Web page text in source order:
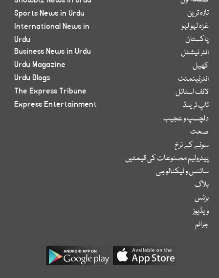
تازہ ترین
غزہ لہو لہو
پاکستان
انٹر نیشنل
کھیل
انٹرٹینمنٹ
لائف اسٹائل
ٹاپ ٹرینڈ
دلچسپ و عجیب
صحت
سونے کے نرخ
پیٹرولیم مصنوعات کی قیمتیں
سائنس و ٹیکنالوجی
بلاگ
بزنس
ویڈیوز
جرائم
Sports News in Urdu
International News in
Urdu
Business News in Urdu
Urdu Magazine
Urdu Blogs
The Express Tribune
Express Entertainment